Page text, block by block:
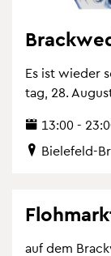
Es ist wie­der
tag, 28.
13:00 -
Bie­le­feld-
auf dem